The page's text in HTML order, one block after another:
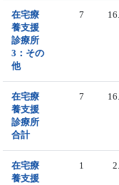
在宅療
養支援
診療所
3：その
他
7
在宅療
養支援
診療所
合計
7
在宅療
養支援
1